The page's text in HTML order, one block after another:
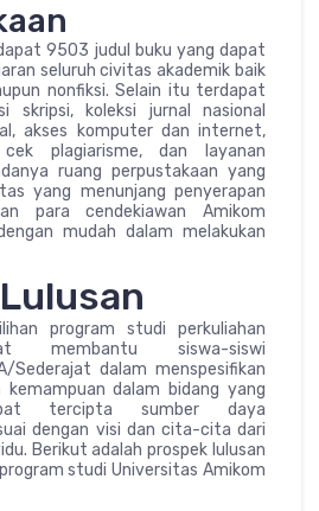
9503 judul buku yang dapat
seluruh civitas akademik baik
nonfiksi. Selain itu terdapat
skripsi, koleksi jurnal nasional
akses komputer dan internet,
plagiarisme, dan layanan
ruang perpustakaan yang
yang menunjang penyerapan
para cendekiawan Amikom
mudah dalam melakukan
program studi perkuliahan
membantu siswa-siswi
Sederajat dalam menspesifikan
dalam bidang yang
tercipta sumber daya
dengan visi dan cita-cita dari
Berikut adalah prospek lulusan
studi Universitas Amikom